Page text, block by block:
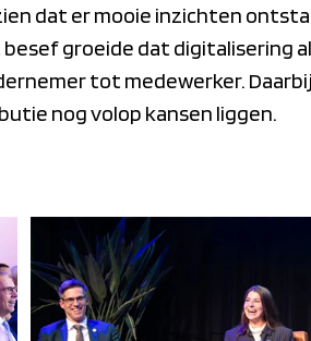
dat er mooie inzichten
groeide dat digitalisering
tot medewerker.
nog volop kansen liggen.